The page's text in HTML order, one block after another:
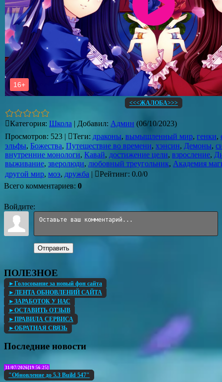
<<<ЖАЛОБА>>>
Категория: Школа | Добавил: Админ (06/10/2023)
Просмотров: 523 | Теги: драконы, вымышленный мир, генки,
эльфы, Божества, Путешествие во времени, хэнсин, Демоны,
внутренние монологи, Кавай, достижение цели, взросление,
выживание, зверолюди, любовный треугольник, Академия
другой мир, моэ, дружба | Рейтинг: 0.0/0
Всего комментариев: 0
Войдите:
Отправить
ПОЛЕЗНОЕ
►Голосование за новый фон сайта
►ЛЕНТА ОБНОВЛЕНИЙ САЙТА
►ЗАРАБОТОК У НАС
►ОСТАВИТЬ ОТЗЫВ
►ПРАВИЛА СЕРВИСА
►ОБРАТНАЯ СВЯЗЬ
Последние новости
31/07/2026[19:56:25]
"Обновление до 5.3 Build 547"